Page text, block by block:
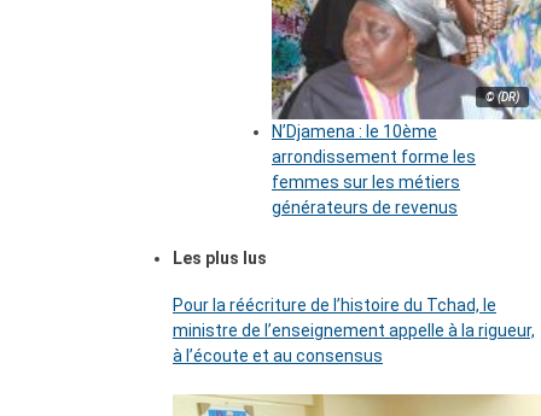
© (DR)
N’Djamena : le 10ème
arrondissement forme les
femmes sur les métiers
générateurs de revenus
Les plus lus
Pour la réécriture de l’histoire du Tchad, le
ministre de l’enseignement appelle à la rigueur,
à l’écoute et au consensus